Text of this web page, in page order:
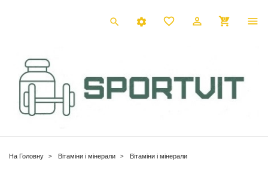
0
На Головну Вітаміни і мінерали Вітаміни і мінерали